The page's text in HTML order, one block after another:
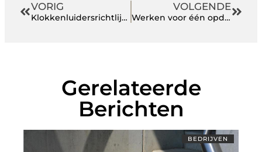
VORIG
Klokkenluidersrichtlijn: een essentiële bescherming voor melders van misstanden
VOLGENDE
Werken voor één opdrachtgever: hoe voorkom je schijnzelfstandigheid?
Gerelateerde
Berichten
BEDRIJVEN